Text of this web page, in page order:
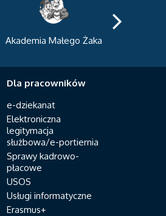
Centrum Sportowo-
Dla pracowników
e-dziekanat
Elektroniczna
legitymacja
służbowa/e-portiernia
Sprawy kadrowo-
płacowe
USOS
Usługi informatyczne
Erasmus+